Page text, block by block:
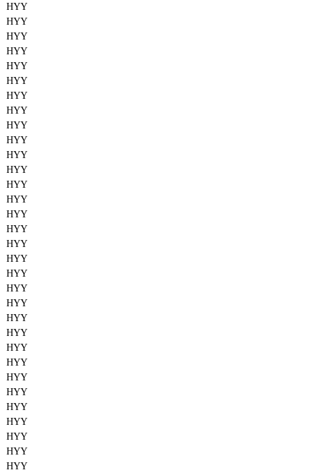
HYY
HYY
HYY
HYY
HYY
HYY
HYY
HYY
HYY
HYY
HYY
HYY
HYY
HYY
HYY
HYY
HYY
HYY
HYY
HYY
HYY
HYY
HYY
HYY
HYY
HYY
HYY
HYY
HYY
HYY
HYY
HYY